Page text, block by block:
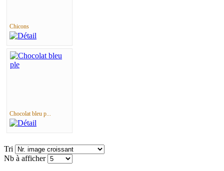
Chicons
Chocolat bleu p...
Tri
Nb à afficher